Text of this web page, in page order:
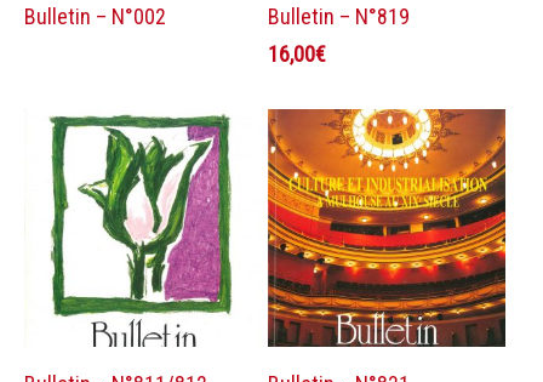
Lire la suite
Bulletin – N°002 Ajouter au panier
Bulletin – N°819
16,00€
Ajouter au panier Ajouter au panier